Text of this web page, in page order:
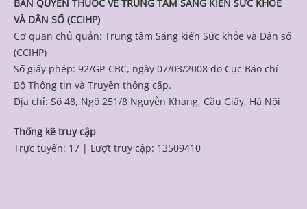
BẢN QUYỀN THUỘC VỀ TRUNG TÂM SÁNG KIẾN SỨC KHỎE
VÀ DÂN SỐ (CCIHP)
Cơ quan chủ quản: Trung tâm Sáng kiến Sức khỏe và Dân số
(CCIHP)
Số giấy phép: 92/GP-CBC, ngày 07/03/2008 do Cục Báo chí -
Bộ Thông tin và Truyền thông cấp.
Địa chỉ: Số 48, Ngõ 251/8 Nguyễn Khang, Cầu Giấy, Hà Nội
Thống kê truy cập
Trực tuyến: 17 | Lượt truy cập: 13509410